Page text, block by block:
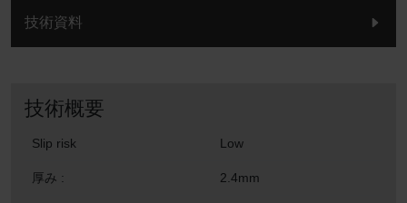
技術資料
技術概要
Slip risk Low
厚み : 2.4mm